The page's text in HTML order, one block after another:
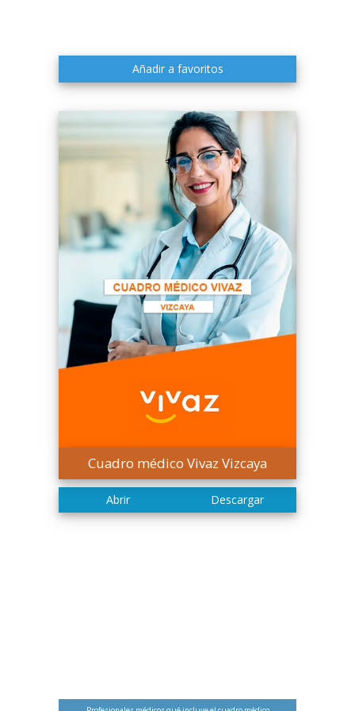
Cuadro médico Vivaz Vizcaya